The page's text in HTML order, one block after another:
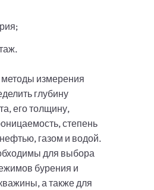
измерения
глубину
его толщину,
степень
газом и водой.
для выбора
бурения и
а также для